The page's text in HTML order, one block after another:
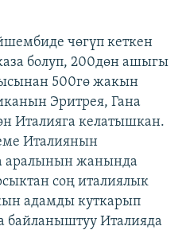
чөгүп кеткен
болуп, 200дөн ашыгы
500гө жакын
Эритрея, Гана
Италияга келатышкан.
Италиянын
аралынын жанында
соң италиялык
адамды куткарып
байланыштуу Италияда